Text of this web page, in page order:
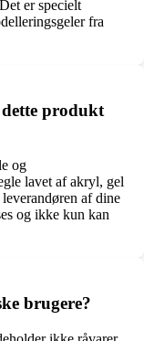
er specielt
fra
produkt
og
lavet af akryl, gel
af dine
og ikke kun kan
brugere?